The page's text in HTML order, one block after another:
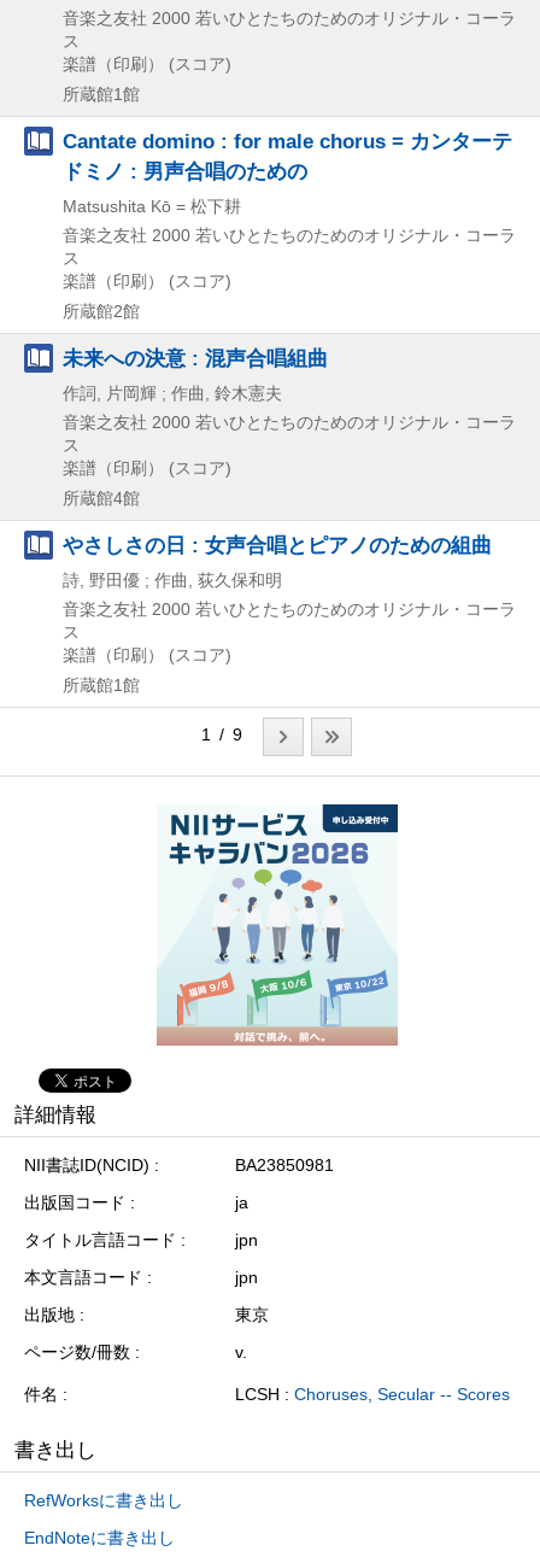
音楽之友社 2000 若いひとたちのためのオリジナル・コーラ
ス
楽譜（印刷） (スコア)
所蔵館1館
Cantate domino : for male chorus = カンターテ
ドミノ : 男声合唱のための
Matsushita Kō = 松下耕
音楽之友社 2000 若いひとたちのためのオリジナル・コーラ
ス
楽譜（印刷） (スコア)
所蔵館2館
未来への決意 : 混声合唱組曲
作詞, 片岡輝 ; 作曲, 鈴木憲夫
音楽之友社 2000 若いひとたちのためのオリジナル・コーラ
ス
楽譜（印刷） (スコア)
所蔵館4館
やさしさの日 : 女声合唱とピアノのための組曲
詩, 野田優 ; 作曲, 荻久保和明
音楽之友社 2000 若いひとたちのためのオリジナル・コーラ
ス
楽譜（印刷） (スコア)
所蔵館1館
1 / 9
詳細情報
NII書誌ID(NCID)
BA23850981
出版国コード
ja
タイトル言語コード
jpn
本文言語コード
jpn
出版地
東京
ページ数/冊数
v.
件名 LCSH : Choruses, Secular -- Scores
書き出し
RefWorksに書き出し
EndNoteに書き出し